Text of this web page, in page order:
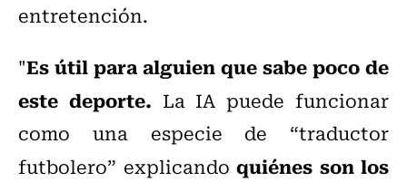
entretención.
"Es útil paraalguien que sabe poco de
este deporte. La IA puede funcionar
como una especie de “traductor
futbolero” explicando quiénes son los